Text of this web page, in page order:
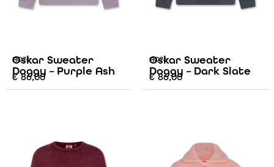
AO76
Oskar Sweater
Doggy – Purple Ash
€86,00
AO76
Oskar Sweater
Doggy – Dark Slate
€86,00